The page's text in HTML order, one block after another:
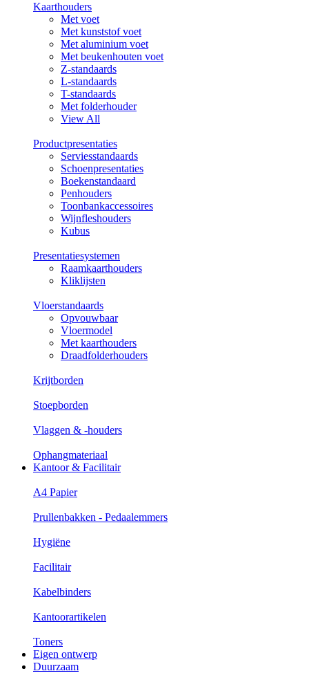
Kaarthouders
Met voet
Met kunststof voet
Met aluminium voet
Met beukenhouten voet
Z-standaards
L-standaards
T-standaards
Met folderhouder
View All
Productpresentaties
Serviesstandaards
Schoenpresentaties
Boekenstandaard
Penhouders
Toonbankaccessoires
Wijnfleshouders
Kubus
Presentatiesystemen
Raamkaarthouders
Kliklijsten
Vloerstandaards
Opvouwbaar
Vloermodel
Met kaarthouders
Draadfolderhouders
Krijtborden
Stoepborden
Vlaggen & -houders
Ophangmateriaal
Kantoor & Facilitair
A4 Papier
Prullenbakken - Pedaalemmers
Hygiëne
Facilitair
Kabelbinders
Kantoorartikelen
Toners
Eigen ontwerp
Duurzaam